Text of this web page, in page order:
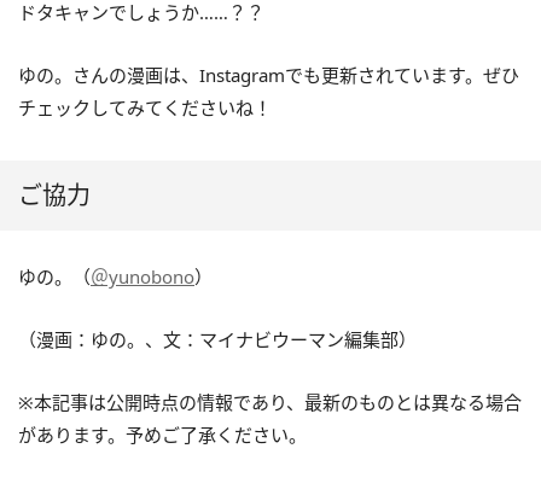
ドタキャンでしょうか……？？
ゆの。さんの漫画は、Instagramでも更新されています。ぜひ
チェックしてみてくださいね！
ご協力
ゆの。（＠yunobono）
（漫画：ゆの。、文：マイナビウーマン編集部）
※本記事は公開時点の情報であり、最新のものとは異なる場合
があります。予めご了承ください。